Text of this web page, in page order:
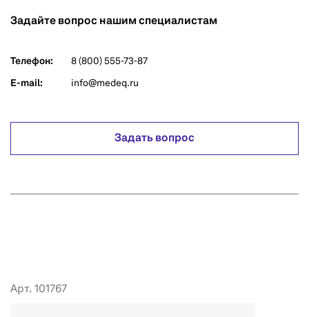
Задайте вопрос нашим специалистам
Телефон: 8 (800) 555-73-87
E-mail: info@medeq.ru
Задать вопрос
Арт. 101767